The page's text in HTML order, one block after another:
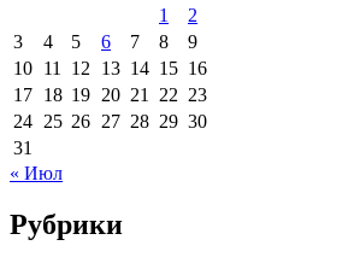
1
2
3
4 5 6 7 8
9
10 11 12 13 14 15 16
17 18 19 20 21 22 23
24 25 26 27 28 29 30
31
« Июл
Рубрики